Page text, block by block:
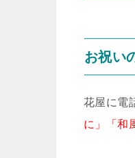
お祝い
花屋に電
に」「和